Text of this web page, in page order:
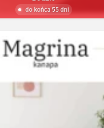
do końca 55 dni